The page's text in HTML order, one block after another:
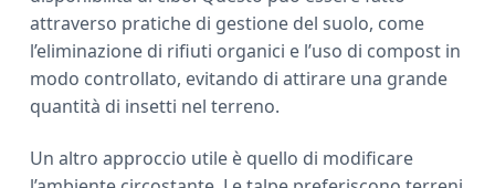
attraverso pratiche di gestione del suolo, come
l’eliminazione di rifiuti organici e l’uso di compost in
modo controllato, evitando di attirare una grande
quantità di insetti nel terreno.
Un altro approccio utile è quello di modificare